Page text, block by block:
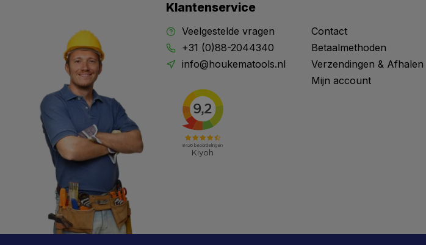
Klantenservice
Veelgestelde vragen
+31 (0)88-2044340
info@houkematools.nl
Contact
Betaalmethoden
Verzendingen & Afhalen
Mijn account
Meld je aan en mis geen enkele actie, aanbieding
of nieuwe deal meer. Én je krijgt direct €5 korting!